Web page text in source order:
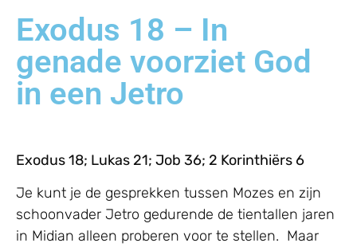
Exodus 18 – In
genade voorziet God
in een Jetro
Exodus 18; Lukas 21; Job 36; 2 Korinthiërs 6
Je kunt je de gesprekken tussen Mozes en zijn
schoonvader Jetro gedurende de tientallen jaren
in Midian alleen proberen voor te stellen. Maar